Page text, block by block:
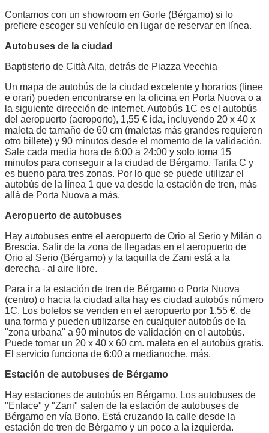
Contamos con un showroom en Gorle (Bérgamo) si lo
prefiere escoger su vehículo en lugar de reservar en línea.
Autobuses de la ciudad
Baptisterio de Città Alta, detrás de Piazza Vecchia
Un mapa de autobús de la ciudad excelente y horarios (linee
e orari) pueden encontrarse en la oficina en Porta Nuova o a
la siguiente dirección de internet. Autobús 1C es el autobús
del aeropuerto (aeroporto), 1,55 € ida, incluyendo 20 x 40 x
maleta de tamaño de 60 cm (maletas más grandes requieren
otro billete) y 90 minutos desde el momento de la validación.
Sale cada media hora de 6:00 a 24:00 y solo toma 15
minutos para conseguir a la ciudad de Bérgamo. Tarifa C y
es bueno para tres zonas. Por lo que se puede utilizar el
autobús de la línea 1 que va desde la estación de tren, más
allá de Porta Nuova a más.
Aeropuerto de autobuses
Hay autobuses entre el aeropuerto de Orio al Serio y Milán o
Brescia. Salir de la zona de llegadas en el aeropuerto de
Orio al Serio (Bérgamo) y la taquilla de Zani está a la
derecha - al aire libre.
Para ir a la estación de tren de Bérgamo o Porta Nuova
(centro) o hacia la ciudad alta hay es ciudad autobús número
1C. Los boletos se venden en el aeropuerto por 1,55 €, de
una forma y pueden utilizarse en cualquier autobús de la
"zona urbana" a 90 minutos de validación en el autobús.
Puede tomar un 20 x 40 x 60 cm. maleta en el autobús gratis.
El servicio funciona de 6:00 a medianoche. más.
Estación de autobuses de Bérgamo
Hay estaciones de autobús en Bérgamo. Los autobuses de
"Enlace" y "Zani" salen de la estación de autobuses de
Bérgamo en vía Bono. Está cruzando la calle desde la
estación de tren de Bérgamo y un poco a la izquierda.